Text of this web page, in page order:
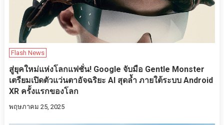
Flash News
สู่ยุคใหม่แห่งโลกแฟชั่น! Google จับมือ Gentle Monster
เตรียมเปิดตัวแว่นตาอัจฉริยะ AI สุดล้ำ ภายใต้ระบบ Android
XR ครั้งแรกของโลก
พฤษภาคม 25, 2025